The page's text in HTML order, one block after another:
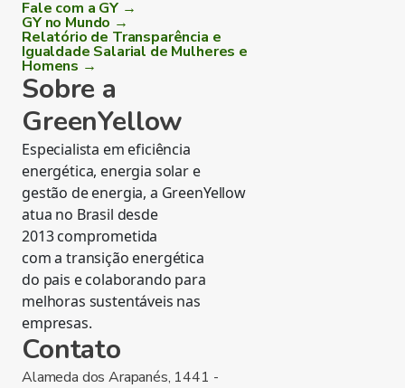
Fale com a GY →
GY no Mundo →
Relatório de Transparência e
Igualdade Salarial de Mulheres e
Homens →
Sobre a
GreenYellow
Especialista em eficiência
energética, energia solar e
gestão de energia, a GreenYellow
atua no Brasil desde
2013 comprometida
com a transição energética
do pais e colaborando para
melhoras sustentáveis nas
empresas.
Contato
Alameda dos Arapanés, 1441 -